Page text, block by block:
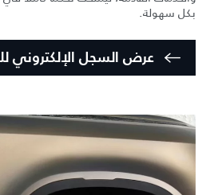
بكل سهولة.
عرض السجل الإلكتروني